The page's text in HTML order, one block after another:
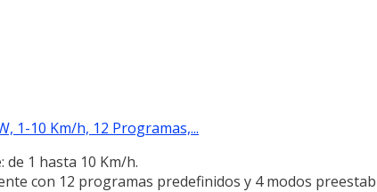
1-10 Km/h, 12 Programas,...
de 1 hasta 10 Km/h.
con 12 programas predefinidos y 4 modos